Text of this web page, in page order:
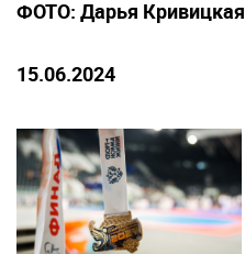
ФОТО: Дарья Кривицкая
15.06.2024